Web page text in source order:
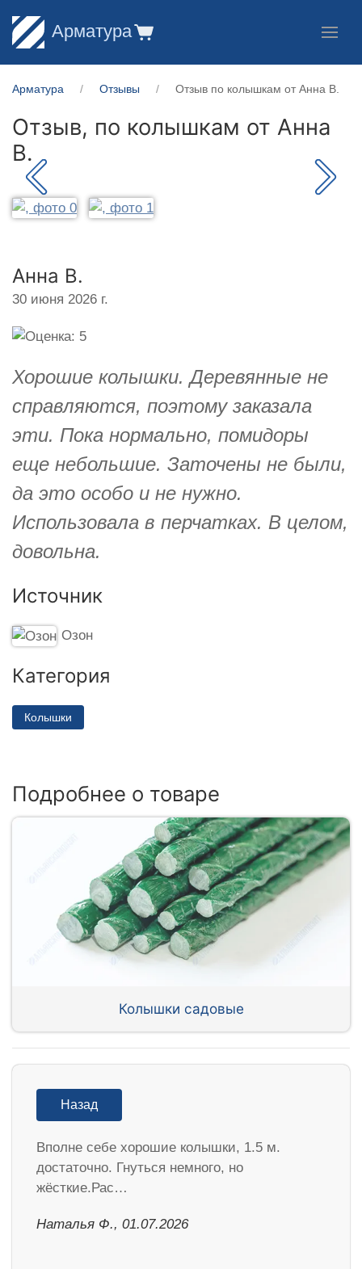
Арматура
Арматура Отзывы Отзыв по колышкам от Анна В.
Отзыв, по колышкам от Анна
В.
Анна В.
30 июня 2026 г.
Хорошие колышки. Деревянные не
справляются, поэтому заказала
эти. Пока нормально, помидоры
еще небольшие. Заточены не были,
да это особо и не нужно.
Использовала в перчатках. В целом,
довольна.
Источник
Озон
Категория
Колышки
Подробнее о товаре
Колышки садовые
Назад
Вполне себе хорошие колышки, 1.5 м.
достаточно. Гнуться немного, но
жёсткие.Рас…
Наталья Ф., 01.07.2026